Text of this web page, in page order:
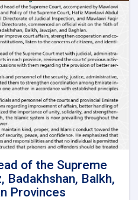
of the Supreme
Badakhshan, Balkh,
Provinces